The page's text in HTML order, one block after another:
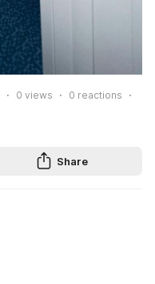
0 views 0 reactions
Share